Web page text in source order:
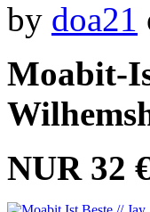
by doa21
Moabit-
NUR 32